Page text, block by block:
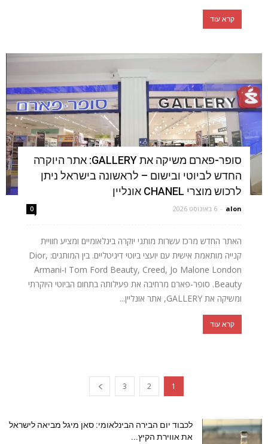
קרא עוד
סופר-פארם משיקה את GALLERY: אתר היוקרה
החדש לביוטי ובישום – לראשונה בישראל ניתן
לרכוש מוצרי CHANEL אונליין
alon
- 6 באוגוסט 2026 0
האתר החדש מרכז עשרות מותגי יוקרה בינלאומיים ומציע חוויית
קנייה מותאמת אישית עם יועצי ביוטי דיגיטליים. בין המותגים: Dior,
Tom Ford Beauty, Creed, Jo Malone London ו-Armani
Beauty. סופר-פארם מרחיבה את פעילותה בתחום הביוטי היוקרתי
ומשיקה את GALLERY, אתר אונליין...
קרא עוד
1
2
3
לכבוד יום הבירה הבינלאומי: סאן מיגל מביאה לישראל
את אווירת הקיץ...